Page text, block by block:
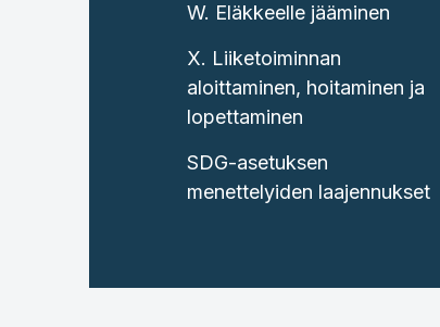
W. Eläkkeelle jääminen
X. Liiketoiminnan
aloittaminen, hoitaminen ja
lopettaminen
SDG-asetuksen
menettelyiden laajennukset